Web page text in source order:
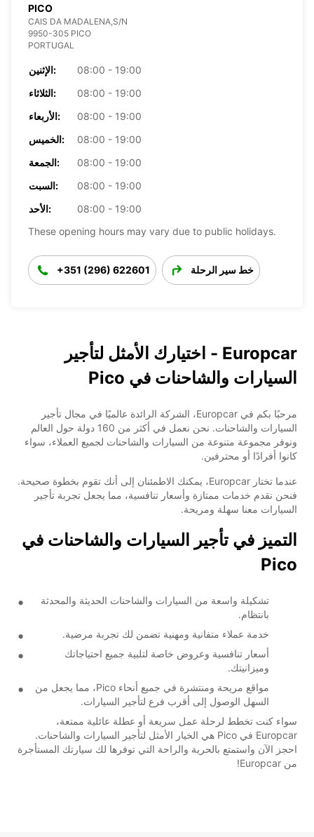
PICO
CAIS DA MADALENA,S/N
9950-305 PICO
PORTUGAL
الإثنين:
08:00 - 19:00
الثلاثاء:
08:00 - 19:00
الأربعاء:
08:00 - 19:00
الخميس:
08:00 - 19:00
الجمعة:
08:00 - 19:00
السبت:
08:00 - 19:00
الأحد:
08:00 - 19:00
These opening hours may vary due to public holidays.
+351 (296) 622601 خط سير الرحلة
Europcar - اختيارك الأمثل لتأجير
السيارات والشاحنات في Pico
مرحبًا بكم في Europcar، الشركة الرائدة عالميًا في مجال تأجير
السيارات والشاحنات. نحن نعمل في أكثر من 160 دولة حول العالم
ونوفر مجموعة متنوعة من السيارات والشاحنات لجميع العملاء، سواء
كانوا أفرادًا أو محترفين.
عندما تختار Europcar، يمكنك الاطمئنان إلى أنك تقوم بخطوة صحيحة.
فنحن نقدم خدمات ممتازة وأسعار تنافسية، مما يجعل تجربة تأجير
السيارات معنا سهلة ومريحة.
التميز في تأجير السيارات والشاحنات في
Pico
تشكيلة واسعة من السيارات والشاحنات الحديثة والمحدثة
بانتظام.
خدمة عملاء متفانية ومهنية تضمن لك تجربة مرضية.
أسعار تنافسية وعروض خاصة لتلبية جميع احتياجاتك
وميزانيتك.
مواقع مريحة ومنتشرة في جميع أنحاء Pico، مما يجعل من
السهل الوصول إلى أقرب فرع لتأجير السيارات.
سواء كنت تخطط لرحلة عمل سريعة أو عطلة عائلية ممتعة،
Europcar في Pico هي الخيار الأمثل لتأجير السيارات والشاحنات.
احجز الآن واستمتع بالحرية والراحة التي توفرها لك سيارتك المستأجرة
من Europcar!